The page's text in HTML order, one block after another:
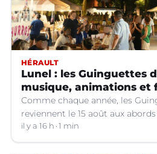
HÉRAULT
Lunel : les Guinguettes
musique, animations et
Comme chaque année, les
reviennent le 15 août aux
(Hérault).
il y a 16 h 1 min